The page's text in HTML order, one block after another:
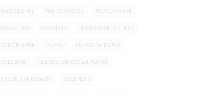
NARODZINY NIEPŁODNOŚĆ NOWORODEK
OJCOSTWO OSOBISTE PLANOWANIE CIĄŻY
PORONIENIE PORÓD PORÓD W DOMU
POŁOŻNA PRZEDSIĘBIORCZA MAMA
RECENZJA KSIĄŻKI RECENZJE